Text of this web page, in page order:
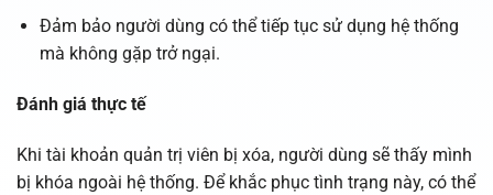
Đảm bảo người dùng có thể tiếp tục sử dụng hệ thống
mà không gặp trở ngại.
Đánh giá thực tế
Khi tài khoản quản trị viên bị xóa, người dùng sẽ thấy mình
bị khóa ngoài hệ thống. Để khắc phục tình trạng này, có thể